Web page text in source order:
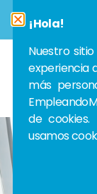
¡Hola!
Nuestro
experiencia
más
de
usamos